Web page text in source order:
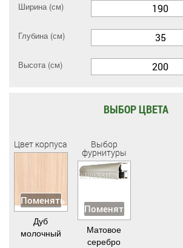
Ширина (см) 190
Глубина (см) 35
Высота (см) 200
ВЫБОР ЦВЕТА
Цвет корпуса
Поменять
Дуб
молочный
Выбор
фурнитуры
Поменять
Матовое
серебро